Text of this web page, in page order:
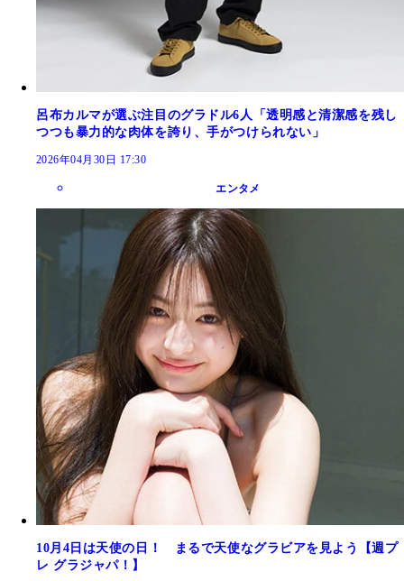
呂布カルマが選ぶ注目のグラドル6人「透明感と清潔感を残し
つつも暴力的な肉体を誇り、手がつけられない」
2026年04月30日 17:30
エンタメ
10月4日は天使の日！ まるで天使なグラビアを見よう【週プ
レ グラジャパ！】